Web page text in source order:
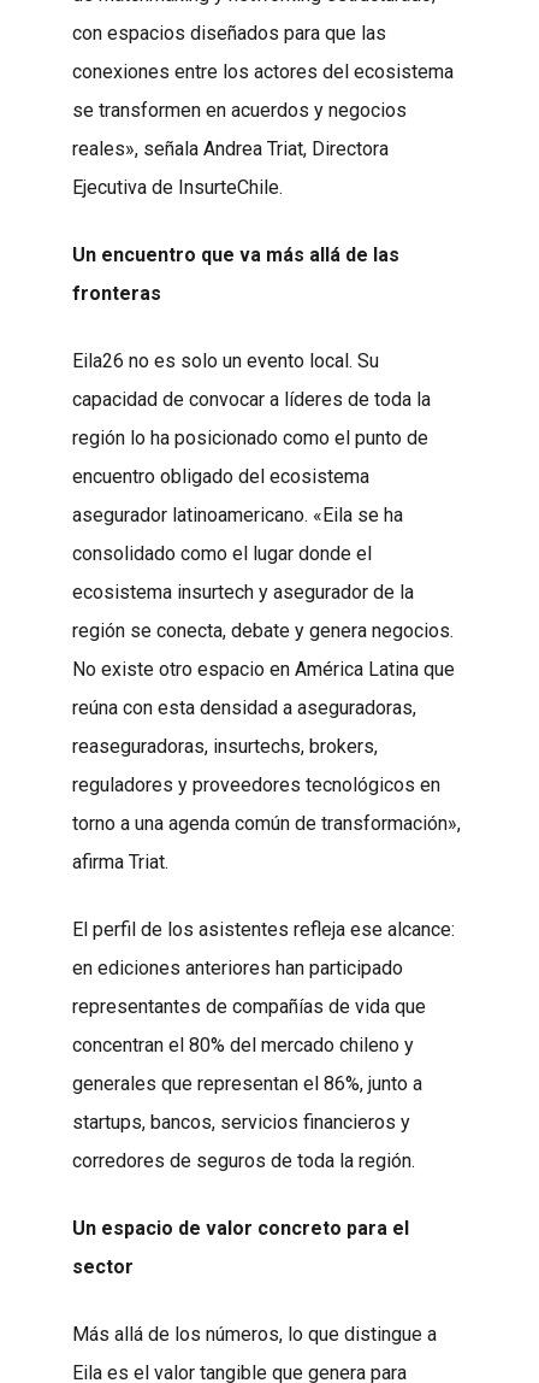
con espacios diseñados para que las
conexiones entre los actores del ecosistema
se transformen en acuerdos y negocios
reales», señala Andrea Triat, Directora
Ejecutiva de InsurteChile.
Un encuentro que va más allá de las
fronteras
Eila26 no es solo un evento local. Su
capacidad de convocar a líderes de toda la
región lo ha posicionado como el punto de
encuentro obligado del ecosistema
asegurador latinoamericano. «Eila se ha
consolidado como el lugar donde el
ecosistema insurtech y asegurador de la
región se conecta, debate y genera negocios.
No existe otro espacio en América Latina que
reúna con esta densidad a aseguradoras,
reaseguradoras, insurtechs, brokers,
reguladores y proveedores tecnológicos en
torno a una agenda común de transformación»,
afirma Triat.
El perfil de los asistentes refleja ese alcance:
en ediciones anteriores han participado
representantes de compañías de vida que
concentran el 80% del mercado chileno y
generales que representan el 86%, junto a
startups, bancos, servicios financieros y
corredores de seguros de toda la región.
Un espacio de valor concreto para el
sector
Más allá de los números, lo que distingue a
Eila es el valor tangible que genera para